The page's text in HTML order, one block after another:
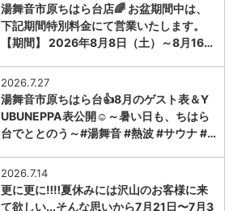
湯舞音市原ちはら台店🌈 お盆期間中は、
下記期間特別料金にて営業いたします。
【期間】 2026年8月8日（土）～8月16…
2026.7.27
湯舞音市原ちはら台👍8月のゲスト表＆Y
UBUNEPPA表公開☺～暑い日も、ちはら
台でととのう～#湯舞音 #熱波 #サウナ #…
2026.7.14
更に更に‼️‼️夏休みには沢山のお客様に来
て欲しい...そんな思いから7月21日〜7月3